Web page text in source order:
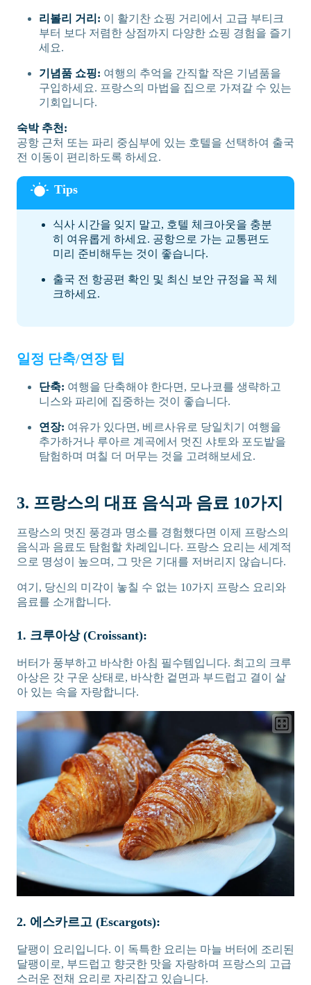
리볼리 거리: 이 활기찬 쇼핑 거리에서 고급 부티크
부터 보다 저렴한 상점까지 다양한 쇼핑 경험을 즐기
세요.
기념품 쇼핑: 여행의 추억을 간직할 작은 기념품을
구입하세요. 프랑스의 마법을 집으로 가져갈 수 있는
기회입니다.
숙박 추천:
공항 근처 또는 파리 중심부에 있는 호텔을 선택하여 출국
전 이동이 편리하도록 하세요.
식사 시간을 잊지 말고, 호텔 체크아웃을 충분
히 여유롭게 하세요. 공항으로 가는 교통편도
미리 준비해두는 것이 좋습니다.
출국 전 항공편 확인 및 최신 보안 규정을 꼭 체
크하세요.
일정 단축/연장 팁
단축: 여행을 단축해야 한다면, 모나코를 생략하고
니스와 파리에 집중하는 것이 좋습니다.
연장: 여유가 있다면, 베르사유로 당일치기 여행을
추가하거나 루아르 계곡에서 멋진 샤토와 포도밭을
탐험하며 며칠 더 머무는 것을 고려해보세요.
3. 프랑스의 대표 음식과 음료 10가지
프랑스의 멋진 풍경과 명소를 경험했다면 이제 프랑스의
음식과 음료도 탐험할 차례입니다. 프랑스 요리는 세계적
으로 명성이 높으며, 그 맛은 기대를 저버리지 않습니다.
여기, 당신의 미각이 놓칠 수 없는 10가지 프랑스 요리와
음료를 소개합니다.
1. 크루아상 (Croissant):
버터가 풍부하고 바삭한 아침 필수템입니다. 최고의 크루
아상은 갓 구운 상태로, 바삭한 겉면과 부드럽고 결이 살
아 있는 속을 자랑합니다.
2. 에스카르고 (Escargots):
달팽이 요리입니다. 이 독특한 요리는 마늘 버터에 조리된
달팽이로, 부드럽고 향긋한 맛을 자랑하며 프랑스의 고급
스러운 전채 요리로 자리잡고 있습니다.